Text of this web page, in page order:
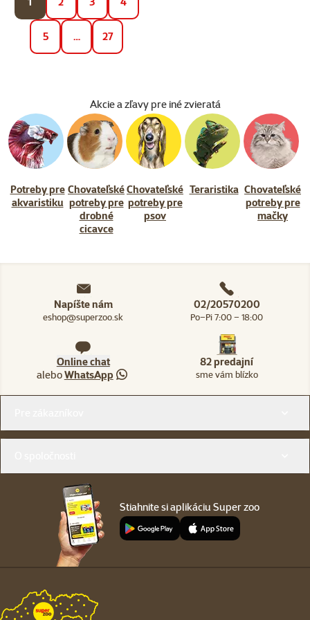
5 … 27
Akcie a zľavy pre iné zvieratá
Potreby pre
akvaristiku
Chovateľské
potreby pre
drobné
cicavce
Chovateľské
potreby pre
psov
Teraristika Chovateľské
potreby pre
mačky
Napíšte nám
eshop@superzoo.sk
02/20570200
Po–Pi 7:00 – 18:00
Online chat
aleboWhatsApp
82 predajní
sme vám blízko
Stiahnite si aplikáciu Super zoo